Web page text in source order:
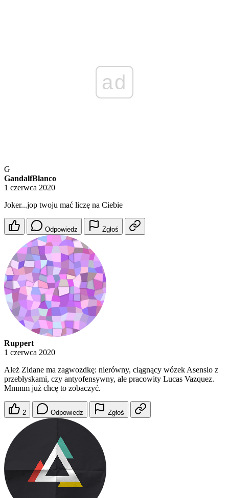
ad
G
GandalfBlanco
1 czerwca 2020
Joker...jop twoju mać liczę na Ciebie
Odpowiedz Zgłoś
Ruppert
1 czerwca 2020
Ależ Zidane ma zagwozdkę: nierówny, ciągnący wózek Asensio z
przebłyskami, czy antyofensywny, ale pracowity Lucas Vazquez.
Mmmm już chcę to zobaczyć.
2 Odpowiedz Zgłoś